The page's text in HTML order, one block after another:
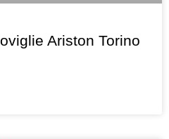
Ariston Torino